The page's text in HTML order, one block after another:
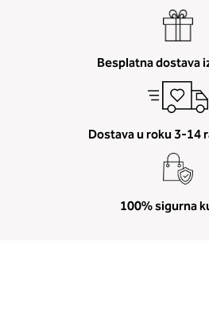
Besplatna dostava
Dostava u roku 3-14
100% sigurna